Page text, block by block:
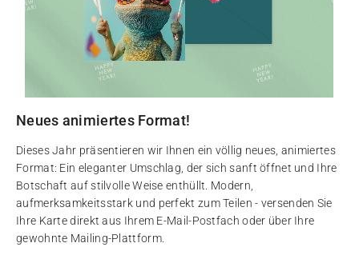
Neues animiertes Format!
Dieses Jahr präsentieren wir Ihnen ein völlig neues, animiertes
Format: Ein eleganter Umschlag, der sich sanft öffnet und Ihre
Botschaft auf stilvolle Weise enthüllt. Modern,
aufmerksamkeitsstark und perfekt zum Teilen - versenden Sie
Ihre Karte direkt aus Ihrem E-Mail-Postfach oder über Ihre
gewohnte Mailing-Plattform.